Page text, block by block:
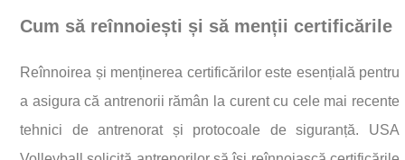
Cum să reînnoiești și să menții certificările
Reînnoirea și menținerea certificărilor este esențială pentru
a asigura că antrenorii rămân la curent cu cele mai recente
tehnici de antrenorat și protocoale de siguranță. USA